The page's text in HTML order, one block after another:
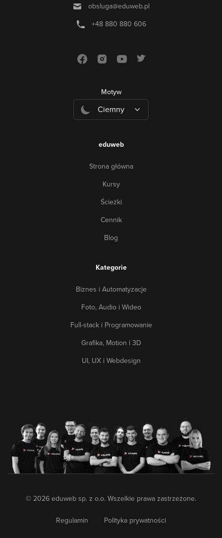
obsluga@eduweb.pl
+48 880 880 606
Motyw
Ciemny
eduweb
Strona główna
Kursy
Ścieżki
Cennik
Blog
Kategorie
Biznes i Automatyzacje
Foto, Audio i Wideo
Full-stack i Programowanie
Grafika, Motion i 3D
UI, UX i Webdesign
© 2026 eduweb sp. z o.o. Wszelkie prawa zastrzeżone.
Regulamin Polityka prywatności